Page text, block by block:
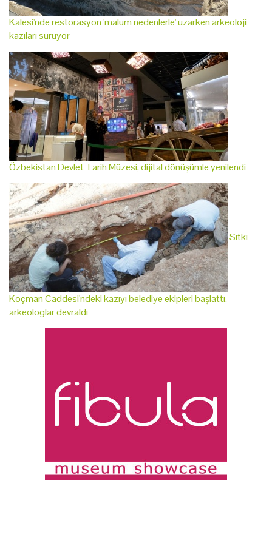
Kalesi'nde restorasyon 'malum nedenlerle' uzarken arkeoloji
kazıları sürüyor
Özbekistan Devlet Tarih Müzesi, dijital dönüşümle yenilendi
Sıtkı
Koçman Caddesi'ndeki kazıyı belediye ekipleri başlattı,
arkeologlar devraldı